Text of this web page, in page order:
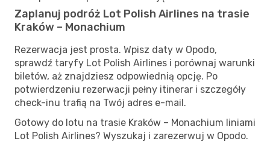
Zaplanuj podróż Lot Polish Airlines na trasie
Kraków – Monachium
Rezerwacja jest prosta. Wpisz daty w Opodo,
sprawdź taryfy Lot Polish Airlines i porównaj warunki
biletów, aż znajdziesz odpowiednią opcję. Po
potwierdzeniu rezerwacji pełny itinerar i szczegóły
check-inu trafią na Twój adres e-mail.
Gotowy do lotu na trasie Kraków – Monachium liniami
Lot Polish Airlines? Wyszukaj i zarezerwuj w Opodo.